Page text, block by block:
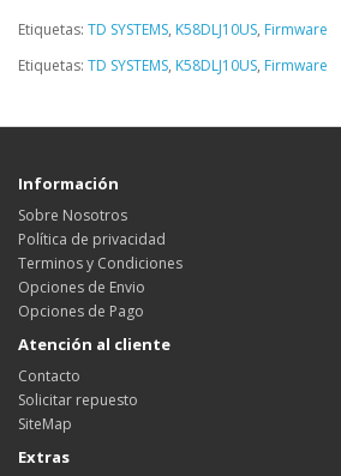
Etiquetas: TD SYSTEMS, K58DLJ10US, Firmware
Etiquetas: TD SYSTEMS, K58DLJ10US, Firmware
Información
Sobre Nosotros
Política de privacidad
Terminos y Condiciones
Opciones de Envio
Opciones de Pago
Atención al cliente
Contacto
Solicitar repuesto
SiteMap
Extras